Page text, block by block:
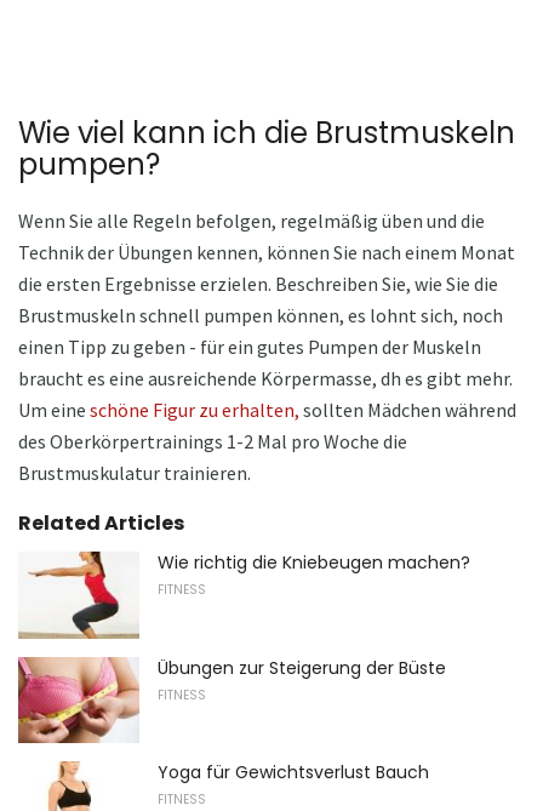
Wie viel kann ich die Brustmuskeln
pumpen?
Wenn Sie alle Regeln befolgen, regelmäßig üben und die
Technik der Übungen kennen, können Sie nach einem Monat
die ersten Ergebnisse erzielen. Beschreiben Sie, wie Sie die
Brustmuskeln schnell pumpen können, es lohnt sich, noch
einen Tipp zu geben - für ein gutes Pumpen der Muskeln
braucht es eine ausreichende Körpermasse, dh es gibt mehr.
Um eine schöne Figur zu erhalten, sollten Mädchen während
des Oberkörpertrainings 1-2 Mal pro Woche die
Brustmuskulatur trainieren.
Related Articles
Wie richtig die Kniebeugen machen?
FITNESS
Übungen zur Steigerung der Büste
FITNESS
Yoga für Gewichtsverlust Bauch
FITNESS